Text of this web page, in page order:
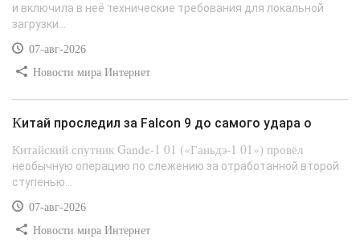
и включила в неё технические требования для локальной
загрузки...
07-авг-2026
Новости мира Интернет
Китай проследил за Falcon 9 до самого удара о
Китайский спутник Gande-1 01 («Ганьдэ-1 01») провёл
необычную операцию по слежению за отработанной второй
ступенью...
07-авг-2026
Новости мира Интернет